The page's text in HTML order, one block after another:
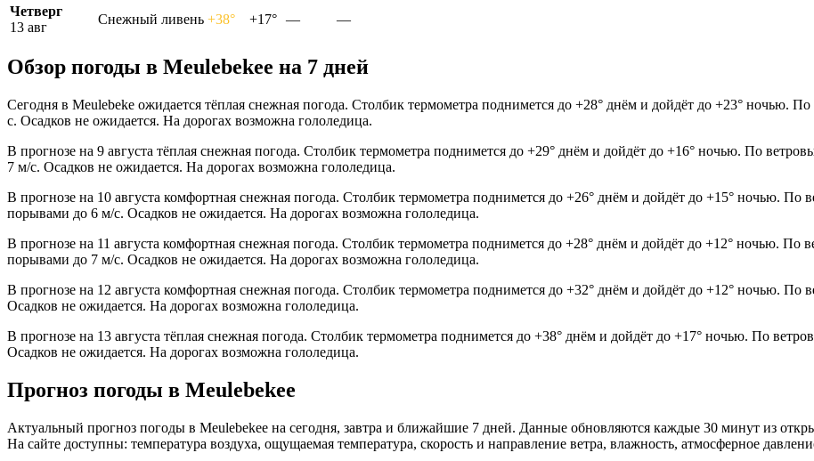
Четверг
13 авг
Снежный ливень +38° +17° — —
Обзор погоды в Meulebekeе на 7 дней
Сегодня в Meulebeke ожидается тёплая снежная погода. Столбик термометра поднимется до +28° днём и дойдёт до +23° ночью.
с. Осадков не ожидается. На дорогах возможна гололедица.
В прогнозе на 9 августа тёплая снежная погода. Столбик термометра поднимется до +29° днём и дойдёт до +16° ночью. По
7 м/с. Осадков не ожидается. На дорогах возможна гололедица.
В прогнозе на 10 августа комфортная снежная погода. Столбик термометра поднимется до +26° днём и дойдёт до +15° ночью. По
порывами до 6 м/с. Осадков не ожидается. На дорогах возможна гололедица.
В прогнозе на 11 августа комфортная снежная погода. Столбик термометра поднимется до +28° днём и дойдёт до +12° ночью. По
порывами до 7 м/с. Осадков не ожидается. На дорогах возможна гололедица.
В прогнозе на 12 августа комфортная снежная погода. Столбик термометра поднимется до +32° днём и дойдёт до +12° ночью. По
Осадков не ожидается. На дорогах возможна гололедица.
В прогнозе на 13 августа тёплая снежная погода. Столбик термометра поднимется до +38° днём и дойдёт до +17° ночью. По
Осадков не ожидается. На дорогах возможна гололедица.
Прогноз погоды в Meulebekeе
Актуальный прогноз погоды в Meulebekeе на сегодня, завтра и ближайшие 7 дней. Данные обновляются каждые 30 минут из
На сайте доступны: температура воздуха, ощущаемая температура, скорость и направление ветра, влажность, атмосферное